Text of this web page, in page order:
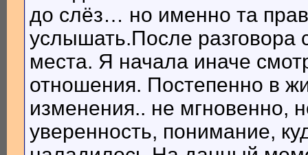
до слёз… но именно та
услышать.После разговора
места. Я начала иначе
отношения. Постепенно в
изменения.. не мгновенно,
уверенность, понимание,